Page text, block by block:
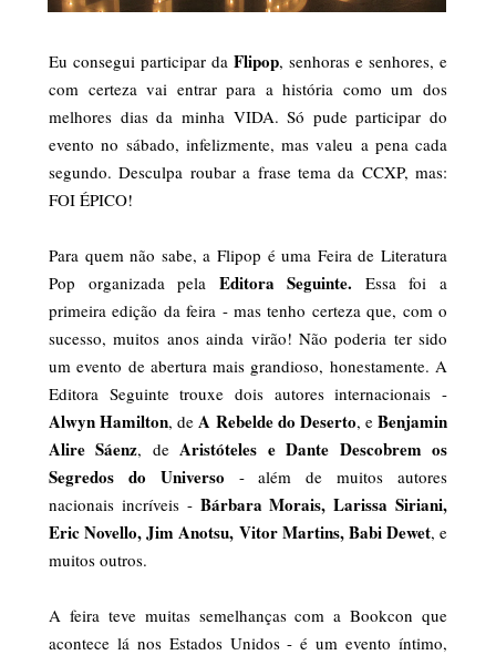
Eu consegui participar da Flipop, senhoras e senhores, e
com certeza vai entrar para a história como um dos
melhores dias da minha VIDA. Só pude participar do
evento no sábado, infelizmente, mas valeu a pena cada
segundo. Desculpa roubar a frase tema da CCXP, mas:
FOI ÉPICO!
Para quem não sabe, a Flipop é uma Feira de Literatura
Pop organizada pela Editora Seguinte. Essa foi a
primeira edição da feira - mas tenho certeza que, com o
sucesso, muitos anos ainda virão! Não poderia ter sido
um evento de abertura mais grandioso, honestamente. A
Editora Seguinte trouxe dois autores internacionais -
Alwyn Hamilton, de A Rebelde do Deserto, e Benjamin
Alire Sáenz, de Aristóteles e Dante Descobrem os
Segredos do Universo - além de muitos autores
nacionais incríveis - Bárbara Morais, Larissa Siriani,
Eric Novello, Jim Anotsu, Vitor Martins, Babi Dewet, e
muitos outros.
A feira teve muitas semelhanças com a Bookcon que
acontece lá nos Estados Unidos - é um evento íntimo,